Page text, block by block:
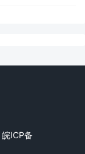
皖ICP备